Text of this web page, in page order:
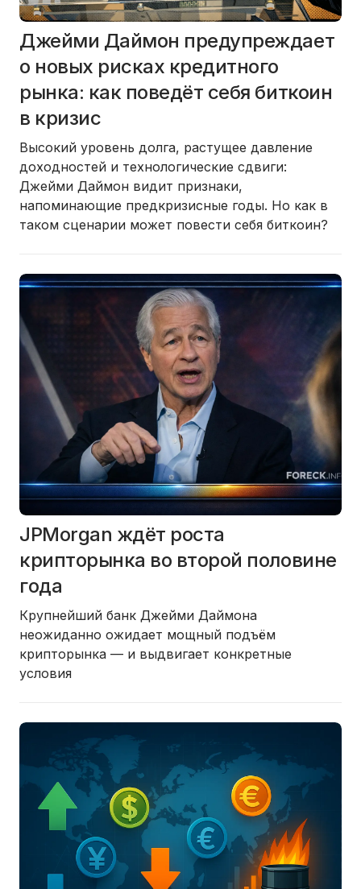
Джейми Даймон предупреждает
о новых рисках кредитного
рынка: как поведёт себя биткоин
в кризис
Высокий уровень долга, растущее давление
доходностей и технологические сдвиги:
Джейми Даймон видит признаки,
напоминающие предкризисные годы. Но как в
таком сценарии может повести себя биткоин?
JPMorgan ждёт роста
крипторынка во второй половине
года
Крупнейший банк Джейми Даймона
неожиданно ожидает мощный подъём
крипторынка — и выдвигает конкретные
условия